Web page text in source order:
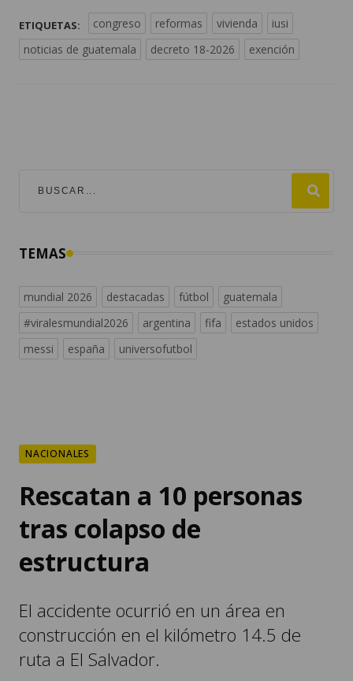
ETIQUETAS: congreso reformas vivienda
iusi
noticias de guatemala
decreto 18-2026 exención
TEMAS
mundial 2026 destacadas fútbol
guatemala
#viralesmundial2026
argentina fifa
estados unidos
messi
españa universofutbol
NACIONALES
Rescatan a 10 personas
tras colapso de
estructura
El accidente ocurrió en un área en
construcción en el kilómetro 14.5 de
ruta a El Salvador.